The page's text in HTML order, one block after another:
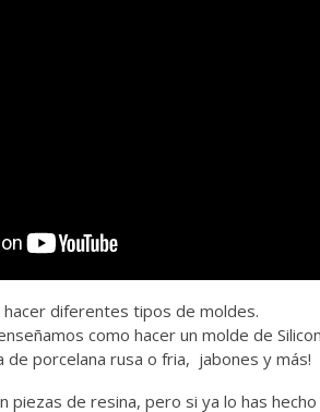
diferentes tipos de moldes.
como hacer un molde de
de porcelana rusa o fria, jabones y más!
piezas de resina, pero si ya lo has